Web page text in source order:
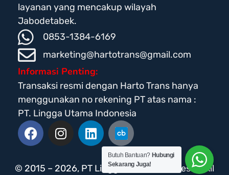
layanan yang mencakup wilayah
Jabodetabek.
0853-1384-6169
marketing@hartotrans@gmail.com
Informasi Penting:
Transaksi resmi dengan Harto Trans hanya
menggunakan no rekening PT atas nama :
PT. Lingga Utama Indonesia
© 2015 – 2026, PT Lingga Utama Indonesia | All
Butuh Bantuan? Hubungi
Sekarang Juga!